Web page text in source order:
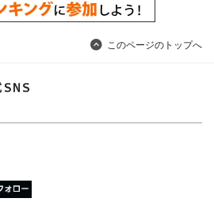
このページのトップへ